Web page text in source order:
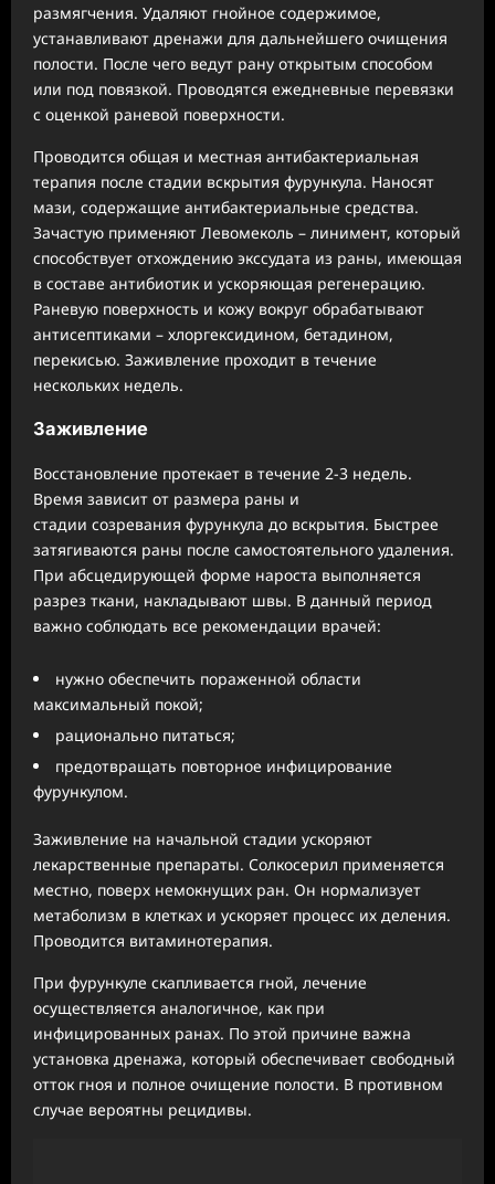
размягчения. Удаляют гнойное содержимое,
устанавливают дренажи для дальнейшего очищения
полости. После чего ведут рану открытым способом
или под повязкой. Проводятся ежедневные перевязки
с оценкой раневой поверхности.
Проводится общая и местная антибактериальная
терапия после стадии вскрытия фурункула. Наносят
мази, содержащие антибактериальные средства.
Зачастую применяют Левомеколь – линимент, который
способствует отхождению экссудата из раны, имеющая
в составе антибиотик и ускоряющая регенерацию.
Раневую поверхность и кожу вокруг обрабатывают
антисептиками – хлоргексидином, бетадином,
перекисью. Заживление проходит в течение
нескольких недель.
Заживление
Восстановление протекает в течение 2-3 недель.
Время зависит от размера раны и
стадии созревания фурункула до вскрытия. Быстрее
затягиваются раны после самостоятельного удаления.
При абсцедирующей форме нароста выполняется
разрез ткани, накладывают швы. В данный период
важно соблюдать все рекомендации врачей:
нужно обеспечить пораженной области
максимальный покой;
рационально питаться;
предотвращать повторное инфицирование
фурункулом.
Заживление на начальной стадии ускоряют
лекарственные препараты. Солкосерил применяется
местно, поверх немокнущих ран. Он нормализует
метаболизм в клетках и ускоряет процесс их деления.
Проводится витаминотерапия.
При фурункуле скапливается гной, лечение
осуществляется аналогичное, как при
инфицированных ранах. По этой причине важна
установка дренажа, который обеспечивает свободный
отток гноя и полное очищение полости. В противном
случае вероятны рецидивы.